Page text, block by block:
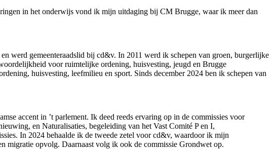
in het onderwijs vond ik mijn uitdaging bij CM Brugge, waar ik meer dan
werd gemeenteraadslid bij cd&v. In 2011 werd ik schepen van groen, burgerlijke
voor ruimtelijke ordening, huisvesting, jeugd en Brugge
huisvesting, leefmilieu en sport. Sinds december 2024 ben ik schepen van
accent in ’t parlement. Ik deed reeds ervaring op in de commissies voor
en Naturalisaties, begeleiding van het Vast Comité P en I,
In 2024 behaalde ik de tweede zetel voor cd&v, waardoor ik mijn
migratie opvolg. Daarnaast volg ik ook de commissie Grondwet op.